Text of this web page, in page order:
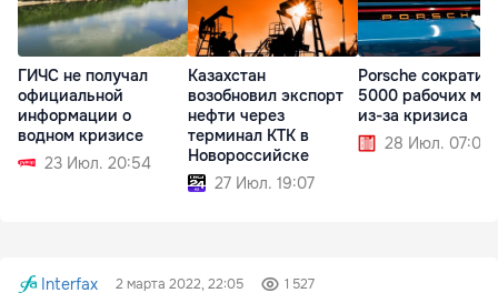
ГИЧС не получал
официальной
информации о
водном кризисе
23 Июл. 20:54
Казахстан
возобновил экспорт
нефти через
терминал КТК в
Новороссийске
27 Июл. 19:07
Porsche
5000 рабочих
из-за кризиса
28 Июл. 07:09
Interfax 2 марта 2022, 22:05 1 527